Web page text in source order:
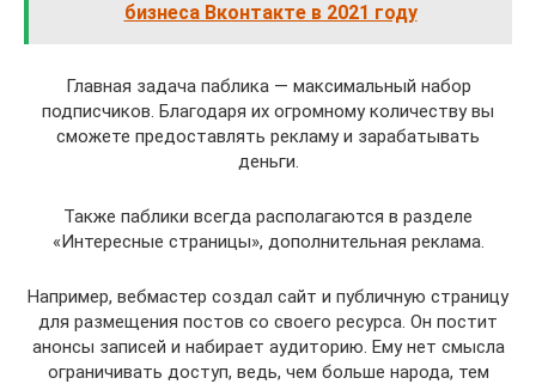
бизнеса Вконтакте в 2021 году
Главная задача паблика — максимальный набор
подписчиков. Благодаря их огромному количеству вы
сможете предоставлять рекламу и зарабатывать
деньги.
Также паблики всегда располагаются в разделе
«Интересные страницы», дополнительная реклама.
Например, вебмастер создал сайт и публичную страницу
для размещения постов со своего ресурса. Он постит
анонсы записей и набирает аудиторию. Ему нет смысла
ограничивать доступ, ведь, чем больше народа, тем